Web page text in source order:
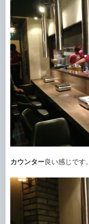
カウンター良い感じです。